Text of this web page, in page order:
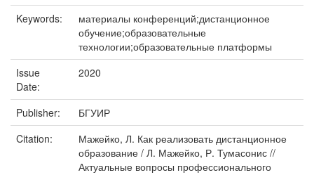
Keywords:
материалы конференций;дистанционное
обучение;образовательные
технологии;образовательные платформы
Issue
Date:
2020
Publisher:
БГУИР
Citation:
Мажейко, Л. Как реализовать дистанционное
образование / Л. Мажейко, Р. Тумасонис //
Актуальные вопросы профессионального